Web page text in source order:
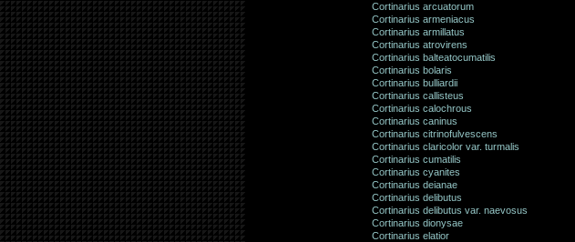
Cortinarius arcuatorum
Cortinarius armeniacus
Cortinarius armillatus
Cortinarius atrovirens
Cortinarius balteatocumatilis
Cortinarius bolaris
Cortinarius bulliardii
Cortinarius callisteus
Cortinarius calochrous
Cortinarius caninus
Cortinarius citrinofulvescens
Cortinarius claricolor var. turmalis
Cortinarius cumatilis
Cortinarius cyanites
Cortinarius deianae
Cortinarius delibutus
Cortinarius delibutus var. naevosus
Cortinarius dionysae
Cortinarius elatior